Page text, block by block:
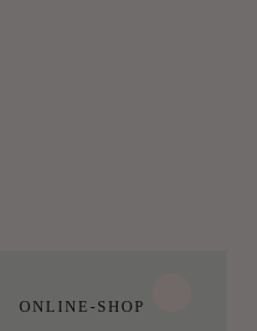
ONLINE-SHOP